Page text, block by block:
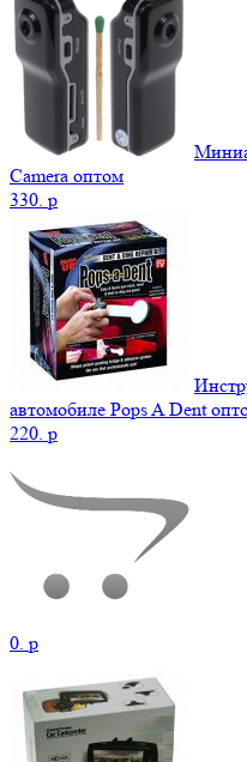
Camera оптом
330. p
автомобиле Pops A Dent
220. p
0. p